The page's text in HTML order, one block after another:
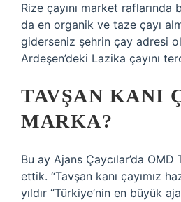
Rize çayını market
da en organik ve taze çayı
giderseniz şehrin çay adresi
Ardeşen’deki Lazika çayını
TAVŞAN KANI
MARKA?
Bu ay Ajans Çaycılar’da OMD
ettik. “Tavşan kanı çayımız
yıldır “Türkiye’nin en büyük